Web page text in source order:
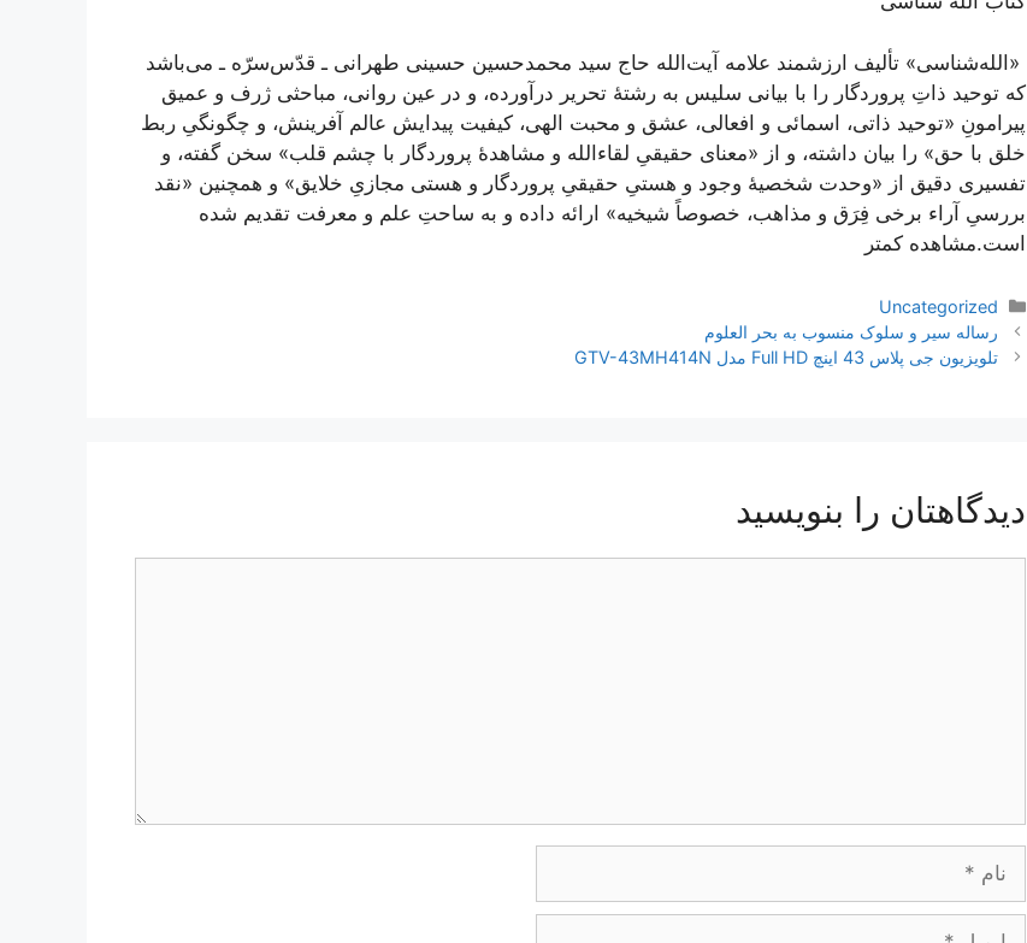
«الله‌شناسی» تألیف ارزشمند علامه آیت‌الله حاج سید محمد‌حسین حسینی طهرانی ـ قدّس‌سرّه ـ می‌باشد
که توحید ذاتِ پروردگار را با بیانی سلیس به رشتۀ تحریر درآورده، و در عین روانی، مباحثی ژرف و عمیق
پیرامونِ «توحید ذاتی، اسمائی و افعالی، عشق و محبت الهی، کیفیت پیدایش عالم آفرینش، و چگونگیِ ربط
خلق با حق» را بیان داشته، و از «معنای حقیقیِ لقاء‌الله و مشاهدۀ پروردگار با چشم قلب» سخن گفته، و
تفسیری دقیق از «وحدت شخصیۀ وجود و هستیِ حقیقیِ پروردگار و هستی مجازیِ خلایق» و همچنین «نقد
بررسیِ آراء برخی فِرَق و مذاهب، خصوصاً شیخیه» ارائه داده و به ساحتِ علم و معرفت تقدیم شده
است.مشاهده کمتر
دسته‌ها
Uncategorized
ناوبری
نوشته‌ها
رساله سیر و سلوک منسوب به بحر العلوم
تلویزیون جی پلاس 43 اینچ Full HD مدل GTV-43MH414N
دیدگاهتان را بنویسید